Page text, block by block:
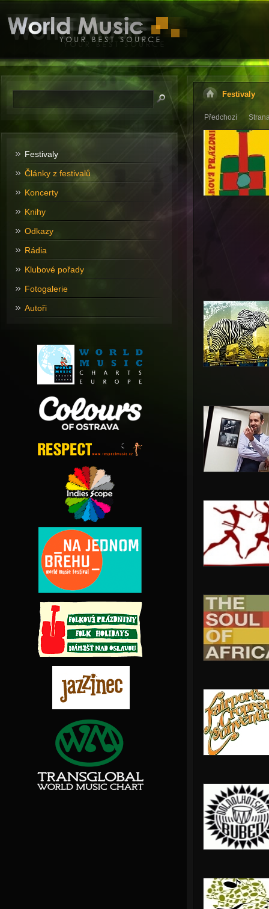
Festivaly
Předchozí
Festivaly
Články z festivalů
Koncerty
Knihy
Odkazy
Rádia
Klubové pořady
Fotogalerie
Autoři